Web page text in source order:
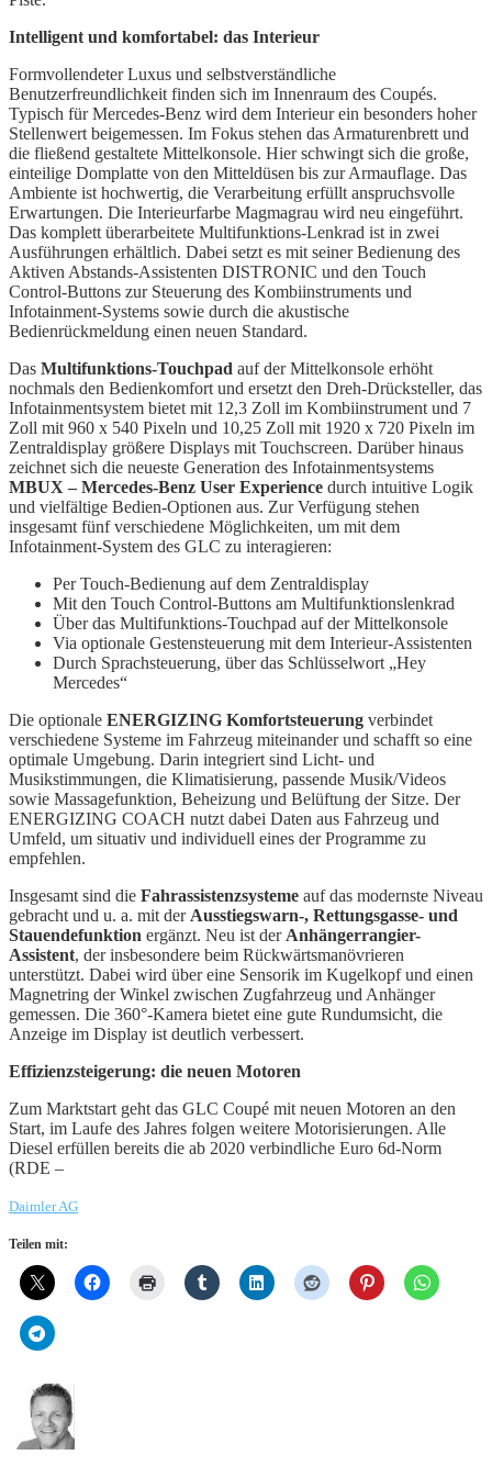
Intelligent und komfortabel: das Interieur
Formvollendeter Luxus und selbstverständliche
Benutzerfreundlichkeit finden sich im Innenraum des Coupés.
Typisch für Mercedes-Benz wird dem Interieur ein besonders hoher
Stellenwert beigemessen. Im Fokus stehen das Armaturenbrett und
die fließend gestaltete Mittelkonsole. Hier schwingt sich die große,
einteilige Domplatte von den Mitteldüsen bis zur Armauflage. Das
Ambiente ist hochwertig, die Verarbeitung erfüllt anspruchsvolle
Erwartungen. Die Interieurfarbe Magmagrau wird neu eingeführt.
Das komplett überarbeitete Multifunktions-Lenkrad ist in zwei
Ausführungen erhältlich. Dabei setzt es mit seiner Bedienung des
Aktiven Abstands-Assistenten DISTRONIC und den Touch
Control-Buttons zur Steuerung des Kombiinstruments und
Infotainment-Systems sowie durch die akustische
Bedienrückmeldung einen neuen Standard.
Das Multifunktions-Touchpad auf der Mittelkonsole erhöht
nochmals den Bedienkomfort und ersetzt den Dreh-Drücksteller, das
Infotainmentsystem bietet mit 12,3 Zoll im Kombiinstrument und 7
Zoll mit 960 x 540 Pixeln und 10,25 Zoll mit 1920 x 720 Pixeln im
Zentraldisplay größere Displays mit Touchscreen. Darüber hinaus
zeichnet sich die neueste Generation des Infotainmentsystems
MBUX – Mercedes-Benz User Experience durch intuitive Logik
und vielfältige Bedien-Optionen aus. Zur Verfügung stehen
insgesamt fünf verschiedene Möglichkeiten, um mit dem
Infotainment-System des GLC zu interagieren:
Per Touch-Bedienung auf dem Zentraldisplay
Mit den Touch Control-Buttons am Multifunktionslenkrad
Über das Multifunktions-Touchpad auf der Mittelkonsole
Via optionale Gestensteuerung mit dem Interieur-Assistenten
Durch Sprachsteuerung, über das Schlüsselwort „Hey
Mercedes“
Die optionale ENERGIZING Komfortsteuerung verbindet
verschiedene Systeme im Fahrzeug miteinander und schafft so eine
optimale Umgebung. Darin integriert sind Licht- und
Musikstimmungen, die Klimatisierung, passende Musik/Videos
sowie Massagefunktion, Beheizung und Belüftung der Sitze. Der
ENERGIZING COACH nutzt dabei Daten aus Fahrzeug und
Umfeld, um situativ und individuell eines der Programme zu
empfehlen.
Insgesamt sind die Fahrassistenzsysteme auf das modernste Niveau
gebracht und u. a. mit der Ausstiegswarn-, Rettungsgasse- und
Stauendefunktion ergänzt. Neu ist der Anhängerrangier-
Assistent, der insbesondere beim Rückwärtsmanövrieren
unterstützt. Dabei wird über eine Sensorik im Kugelkopf und einen
Magnetring der Winkel zwischen Zugfahrzeug und Anhänger
gemessen. Die 360°-Kamera bietet eine gute Rundumsicht, die
Anzeige im Display ist deutlich verbessert.
Effizienzsteigerung: die neuen Motoren
Zum Marktstart geht das GLC Coupé mit neuen Motoren an den
Start, im Laufe des Jahres folgen weitere Motorisierungen. Alle
Diesel erfüllen bereits die ab 2020 verbindliche Euro 6d-Norm
(RDE –
Daimler AG
Teilen mit: